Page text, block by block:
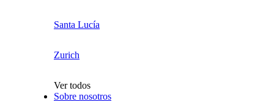
Santa Lucía
Zurich
Ver todos
Sobre nosotros